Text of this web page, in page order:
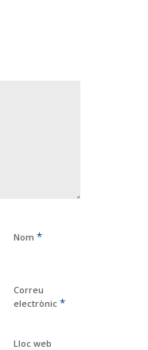
Nom *
Correu
electrònic *
Lloc web